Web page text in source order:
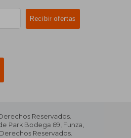
Reservados.
Park Bodega 69, Funza,
Reservados.